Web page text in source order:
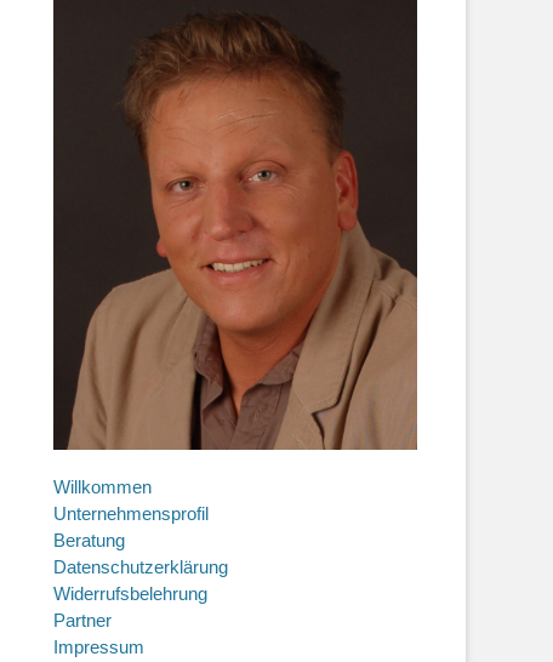
Willkommen
Unternehmensprofil
Beratung
Datenschutzerklärung
Widerrufsbelehrung
Partner
Impressum